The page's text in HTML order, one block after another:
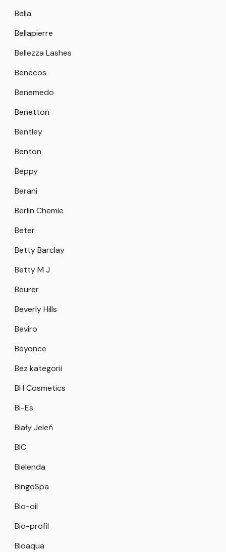
Bella
Bellapierre
Bellezza Lashes
Benecos
Benemedo
Benetton
Bentley
Benton
Beppy
Berani
Berlin Chemie
Beter
Betty Barclay
Betty M J
Beurer
Beverly Hills
Beviro
Beyonce
Bez kategorii
BH Cosmetics
Bi-Es
Biały Jeleń
BIC
Bielenda
BingoSpa
Bio-oil
Bio-profil
Bioaqua